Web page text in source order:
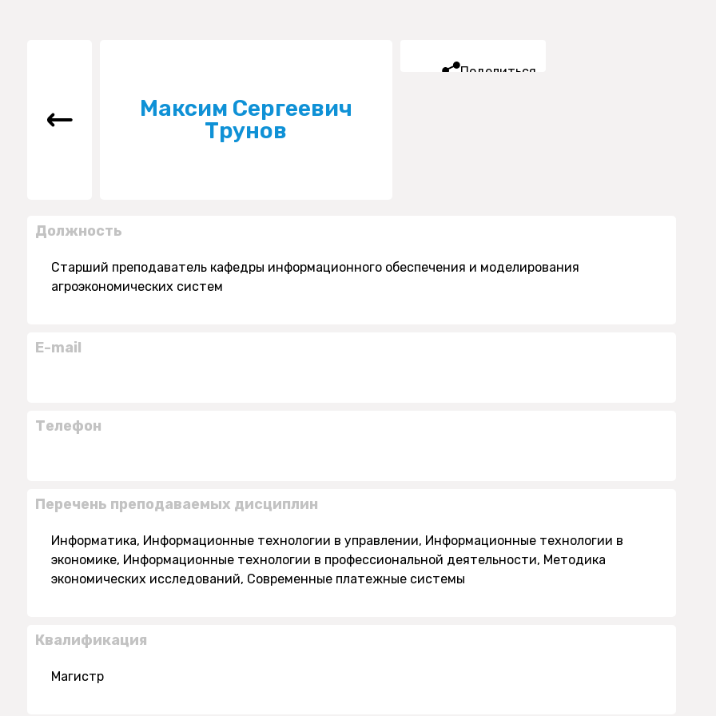
Максим Сергеевич
Трунов
Поделиться
Должность
Старший преподаватель кафедры информационного обеспечения и моделирования
агроэкономических систем
E-mail
Телефон
Перечень преподаваемых дисциплин
Информатика, Информационные технологии в управлении, Информационные технологии в
экономике, Информационные технологии в профессиональной деятельности, Методика
экономических исследований, Современные платежные системы
Квалификация
Магистр